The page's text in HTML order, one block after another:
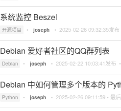
系统监控 Beszel
开源项目 • joseph • 2025-02-26 09:32:35发布
Debian 爱好者社区的QQ群列表
Debian • joseph • 2025-02-22 10:03:41发布 •
Debian 中如何管理多个版本的
Python • joseph • 2025-02-26 09:11:59 • 最